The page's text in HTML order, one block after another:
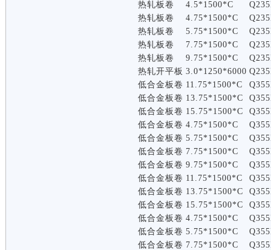
热轧板卷
4.5*1500*C
热轧板卷
4.75*1500*C
热轧板卷
5.75*1500*C
热轧板卷
7.75*1500*C
热轧板卷
9.75*1500*C
热轧开平板 3.0*1250*6000
低合金板卷 11.75*1500*C
低合金板卷 13.75*1500*C
低合金板卷 15.75*1500*C
低合金板卷 4.75*1500*C
低合金板卷 5.75*1500*C
低合金板卷 7.75*1500*C
低合金板卷 9.75*1500*C
低合金板卷 11.75*1500*C
低合金板卷 13.75*1500*C
低合金板卷 15.75*1500*C
低合金板卷 4.75*1500*C
低合金板卷 5.75*1500*C
低合金板卷 7.75*1500*C